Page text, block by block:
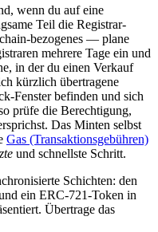
wenn du auf eine
Teil die Registrar-
bezogenes — plane
mehrere Tage ein und
in der du einen Verkauf
kürzlich übertragene
Fenster befinden und sich
prüfe die Berechtigung,
Das Minten selbst
Gas (Transaktionsgebühren)
und schnellste Schritt.
Schichten: den
ein ERC-721-Token in
Übertrage das